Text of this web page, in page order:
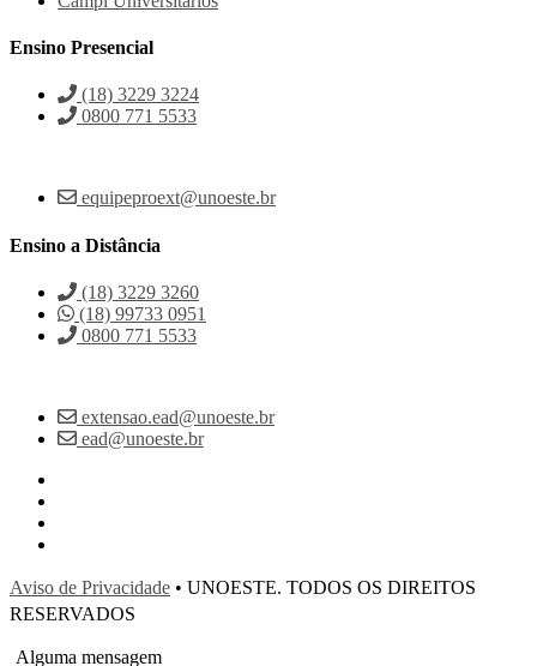
Ensino Presencial
(18) 3229 3224
0800 771 5533
equipeproext@unoeste.br
Ensino a Distância
(18) 3229 3260
(18) 99733 0951
0800 771 5533
extensao.ead@unoeste.br
ead@unoeste.br
Aviso de Privacidade • UNOESTE. TODOS OS DIREITOS
RESERVADOS
Alguma mensagem